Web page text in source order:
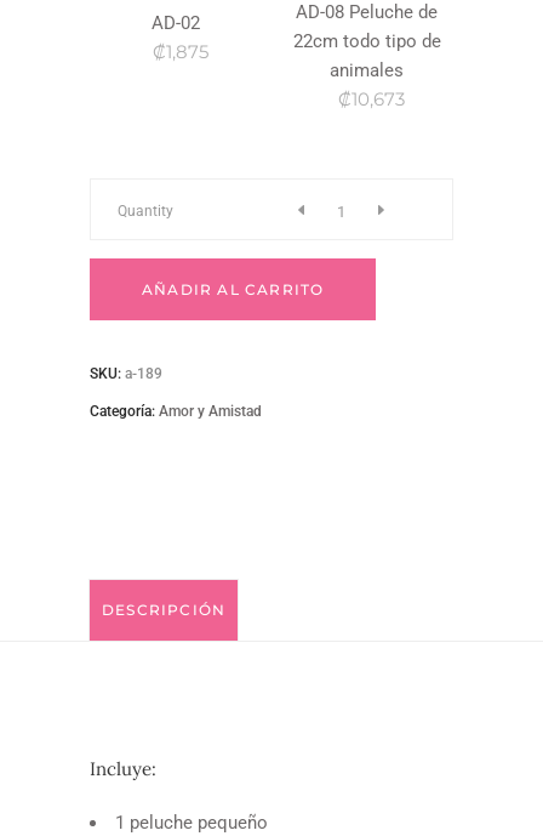
AD-02
₡1,875
AD-08 Peluche de
22cm todo tipo de
animales
₡10,673
a-
Quantity
AÑADIR AL CARRITO
SKU: a-189
Categoría: Amor y Amistad
DESCRIPCIÓN
Incluye:
1 peluche pequeño